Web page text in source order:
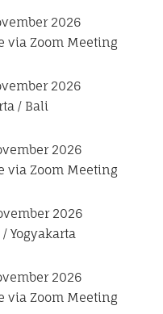
2026
via Zoom Meeting
2026
/ Bali
2026
via Zoom Meeting
2026
Yogyakarta
2026
via Zoom Meeting